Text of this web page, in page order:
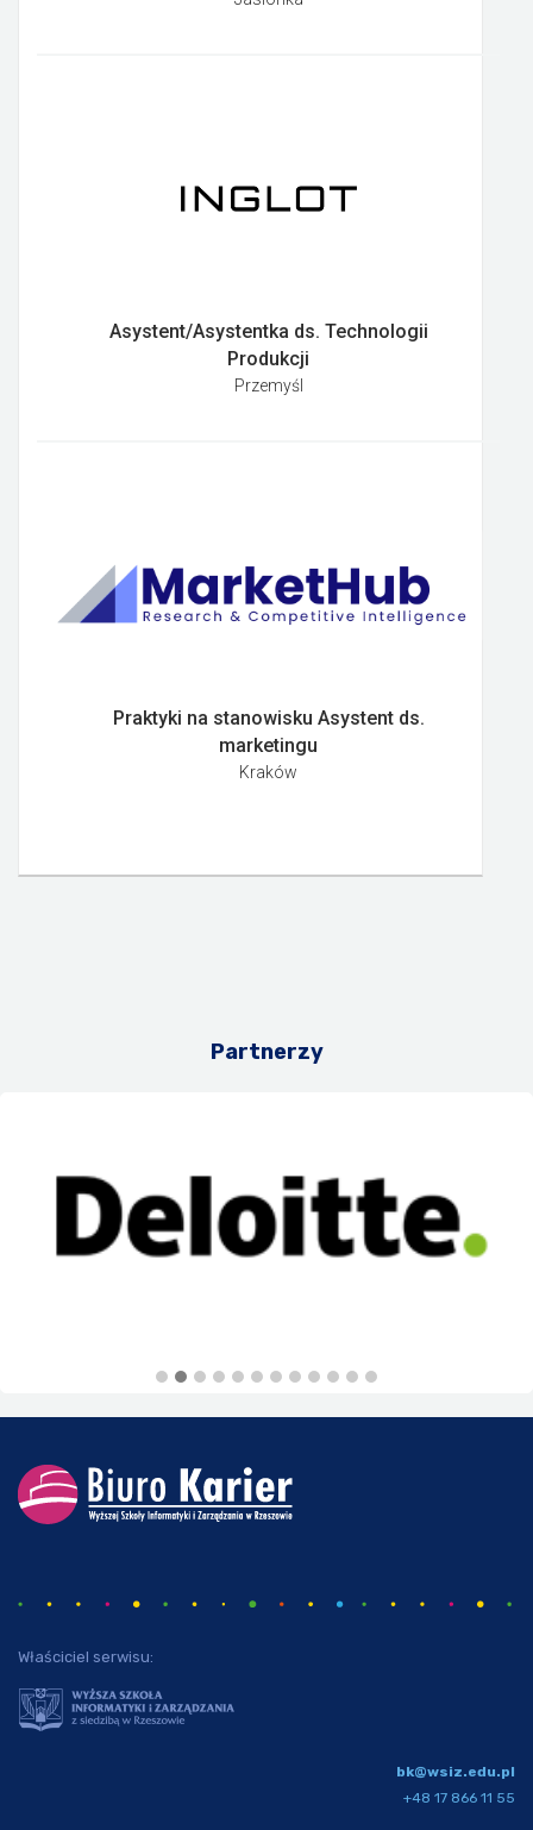
Asystent/Asystentka ds. Technologii
Produkcji
Przemyśl
Praktyki na stanowisku Asystent ds.
marketingu
Kraków
Partnerzy
Właściciel serwisu:
bk@wsiz.edu.pl
+48 17 866 11 55